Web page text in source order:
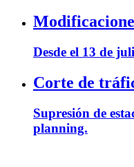
Desde el 13 de
Corte de
Supresión de
planning.